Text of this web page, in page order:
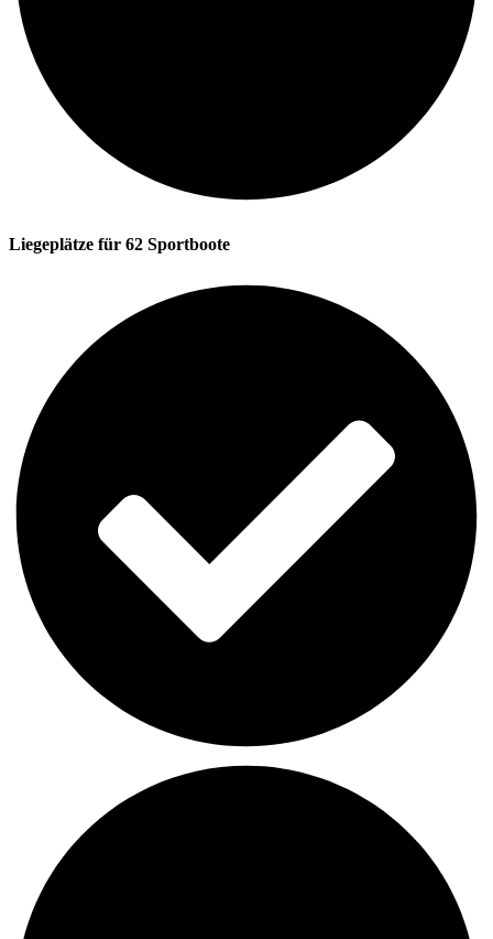
Liegeplätze für 62 Sportboote